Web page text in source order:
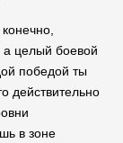
а целый боевой
победой ты
действительно
в зоне